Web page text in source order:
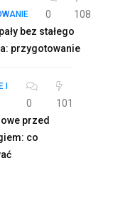
0
108
bez stałego
przygotowanie
I
0
101
przed
co